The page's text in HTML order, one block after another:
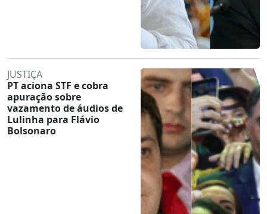
JUSTIÇA
PT aciona STF e cobra
apuração sobre
vazamento de áudios de
Lulinha para Flávio
Bolsonaro